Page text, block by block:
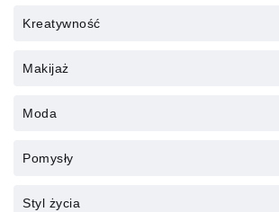
Kreatywność
Makijaż
Moda
Pomysły
Styl życia